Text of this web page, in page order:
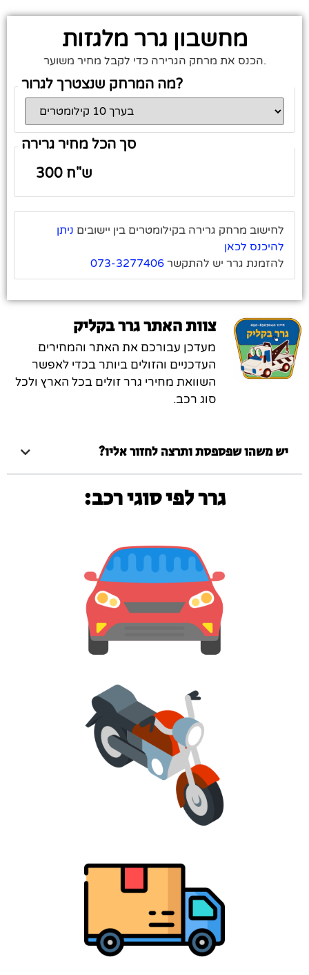
מחשבון גרר מלגזות
הכנס את מרחק הגרירה כדי לקבל מחיר משוער.
מה המרחק שנצטרך לגרור?
סך הכל מחיר גרירה
לחישוב מרחק גרירה בקילומטרים בין יישובים ניתן
להיכנס לכאן
להזמנת גרר יש להתקשר 073-3277406
צוות האתר גרר בקליק
מעדכן עבורכם את האתר והמחירים
העדכניים והזולים ביותר בכדי לאפשר
השוואת מחירי גרר זולים בכל הארץ ולכל
סוג רכב.
יש משהו שפספסת ותרצה לחזור אליו?
גרר לפי סוגי רכב: